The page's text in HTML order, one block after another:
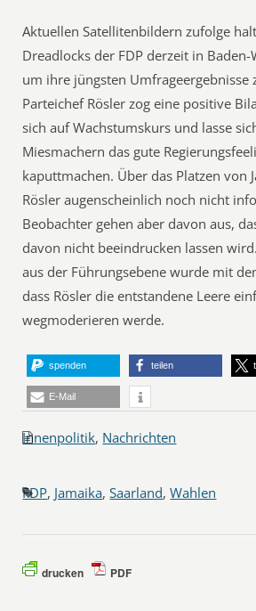
Aktuellen Satellitenbildern zufolge
Dreadlocks der FDP derzeit in
um ihre jüngsten Umfrageergebnisse
Parteichef Rösler zog eine positive
sich auf Wachstumskurs und lasse
Miesmachern das gute
kaputtmachen. Über das Platzen von
Rösler augenscheinlich noch nicht
Beobachter gehen aber davon aus,
davon nicht beeindrucken lassen
aus der Führungsebene wurde mit
dass Rösler die entstandene Leere
wegmoderieren werde.
spenden teilen
E-Mail
Innenpolitik, Nachrichten
FDP, Jamaika,Saarland,Wahlen
drucken PDF